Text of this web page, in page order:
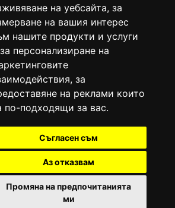
на уебсайта, за
на вашия интерес
нашите продукти и услуги
персонализиране на
, за
на реклами които
по-подходящи за вас.
Съгласен съм
Аз отказвам
Промяна на предпочитанията
ми